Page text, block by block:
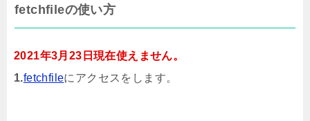
fetchfileの使い方
2021年3月23日現在使えません。
1.fetchfileにアクセスをします。